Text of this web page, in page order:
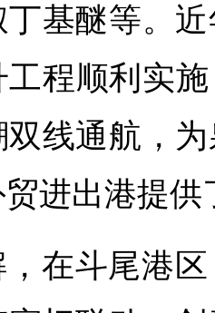
基醚等。
程顺利实
线通航，
进出港提供
在斗尾港